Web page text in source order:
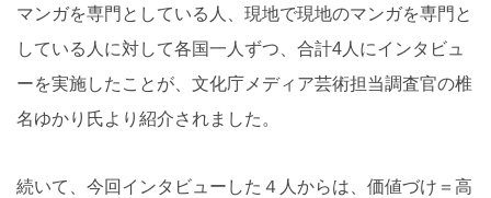
マンガを専門としている人、現地で現地のマンガを専門と
している人に対して各国一人ずつ、合計4人にインタビュ
ーを実施したことが、文化庁メディア芸術担当調査官の椎
名ゆかり氏より紹介されました。
続いて、今回インタビューした４人からは、価値づけ＝高